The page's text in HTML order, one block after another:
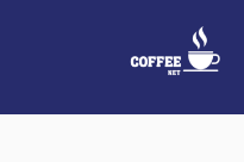
المحتوى